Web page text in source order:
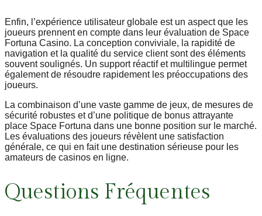
Enfin, l’expérience utilisateur globale est un aspect que les
joueurs prennent en compte dans leur évaluation de Space
Fortuna Casino. La conception conviviale, la rapidité de
navigation et la qualité du service client sont des éléments
souvent soulignés. Un support réactif et multilingue permet
également de résoudre rapidement les préoccupations des
joueurs.
La combinaison d’une vaste gamme de jeux, de mesures de
sécurité robustes et d’une politique de bonus attrayante
place Space Fortuna dans une bonne position sur le marché.
Les évaluations des joueurs révèlent une satisfaction
générale, ce qui en fait une destination sérieuse pour les
amateurs de casinos en ligne.
Questions Fréquentes